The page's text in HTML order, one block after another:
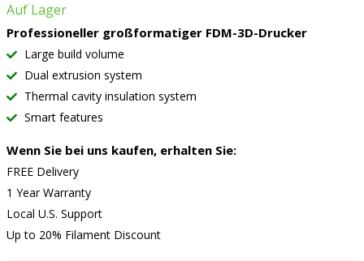
Auf Lager
Professioneller großformatiger FDM-3D-Drucker
Large build volume
Dual extrusion system
Thermal cavity insulation system
Smart features
Wenn Sie bei uns kaufen, erhalten Sie:
FREE Delivery
1 Year Warranty
Local U.S. Support
Up to 20% Filament Discount